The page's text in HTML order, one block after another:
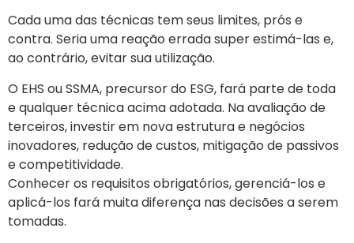
Cada uma das técnicas tem seus limites, prós e
contra. Seria uma reação errada super estimá-las e,
ao contrário, evitar sua utilização.
O EHS ou SSMA, precursor do ESG, fará parte de toda
e qualquer técnica acima adotada. Na avaliação de
terceiros, investir em nova estrutura e negócios
inovadores, redução de custos, mitigação de passivos
e competitividade.
Conhecer os requisitos obrigatórios, gerenciá-los e
aplicá-los fará muita diferença nas decisões a serem
tomadas.